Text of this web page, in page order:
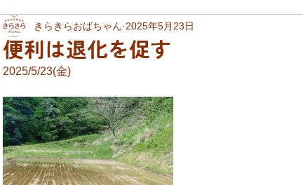
便利は退化を促す
きらきらおばちゃん 2025年5月23日
2025/5/23(金)